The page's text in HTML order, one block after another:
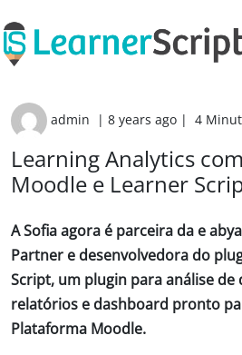
to
content
admin | 8 years ago | 4
Learning Analytics com
Moodle e Learner
A Sofia agora é parceira da e
Partner e desenvolvedora do
Script, um plugin para análise de
relatórios e dashboard pronto
Plataforma Moodle.